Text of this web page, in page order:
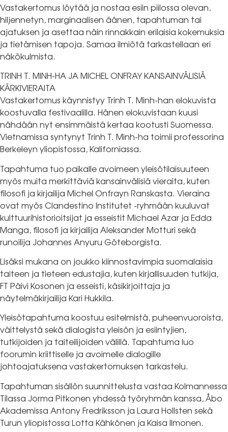
Vastakertomus löytää ja nostaa esiin piilossa olevan,
hiljennetyn, marginaalisen äänen, tapahtuman tai
ajatuksen ja asettaa näin rinnakkain erilaisia kokemuksia
ja tietämisen tapoja. Samaa ilmiötä tarkastellaan eri
näkökulmista.
TRINH T. MINH-HA JA MICHEL ONFRAY KANSAINVÄLISIÄ
KÄRKIVIERAITA
Vastakertomus käynnistyy Trinh T. Minh-han elokuvista
koostuvalla festivaalilla. Hänen elokuvistaan kuusi
nähdään nyt ensimmäistä kertaa kootusti Suomessa.
Vietnamissa syntynyt Trinh T. Minh-ha toimii professorina
Berkeleyn yliopistossa, Kaliforniassa.
Tapahtuma tuo paikalle avoimeen yleisötilaisuuteen
myös muita merkittäviä kansainvälisiä vieraita, kuten
filosofi ja kirjailija Michel Onfrayn Ranskasta. Vieraina
ovat myös Clandestino Institutet -ryhmään kuuluvat
kulttuurihistorioitsijat ja esseistit Michael Azar ja Edda
Manga, filosofi ja kirjailija Aleksander Motturi sekä
runoilija Johannes Anyuru Göteborgista.
Lisäksi mukana on joukko kiinnostavimpia suomalaisia
taiteen ja tieteen edustajia, kuten kirjallisuuden tutkija,
FT Päivi Kosonen ja esseisti, käsikirjoittaja ja
näytelmäkirjailija Kari Hukkila.
Yleisötapahtuma koostuu esitelmistä, puheenvuoroista,
väittelystä sekä dialogista yleisön ja esiintyjien,
tutkijoiden ja taiteilijoiden välillä. Tapahtuma luo
foorumin kriittiselle ja avoimelle dialogille
johtoajatuksena vastakertomuksen tarkastelu.
Tapahtuman sisällön suunnittelusta vastaa Kolmannessa
Tilassa Jorma Pitkonen yhdessä työryhmän kanssa, Åbo
Akademissa Antony Fredriksson ja Laura Hollsten sekä
Turun yliopistossa Lotta Kähkönen ja Kaisa Ilmonen.